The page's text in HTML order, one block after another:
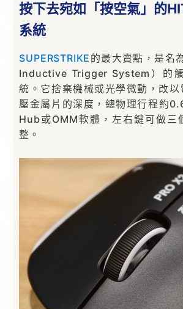
按下去宛如「按空氣」的
系統
SUPERSTRIKE 的最大賣點，是名
Inductive Trigger System）的
統。它捨棄機械或光學微動，改
壓金屬片的深度，總物理行程約
Hub或OMM軟體，左右鍵可做三
整。